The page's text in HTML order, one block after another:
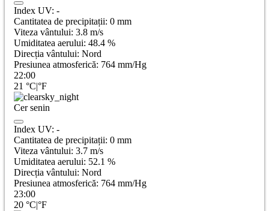
Index UV: -
Cantitatea de precipitații: 0 mm
Viteza vântului: 3.8 m/s
Umiditatea aerului: 48.4 %
Direcția vântului: Nord
Presiunea atmosferică: 764 mm/Hg
22:00
21 °C|°F
Cer senin
Index UV: -
Cantitatea de precipitații: 0 mm
Viteza vântului: 3.7 m/s
Umiditatea aerului: 52.1 %
Direcția vântului: Nord
Presiunea atmosferică: 764 mm/Hg
23:00
20 °C|°F